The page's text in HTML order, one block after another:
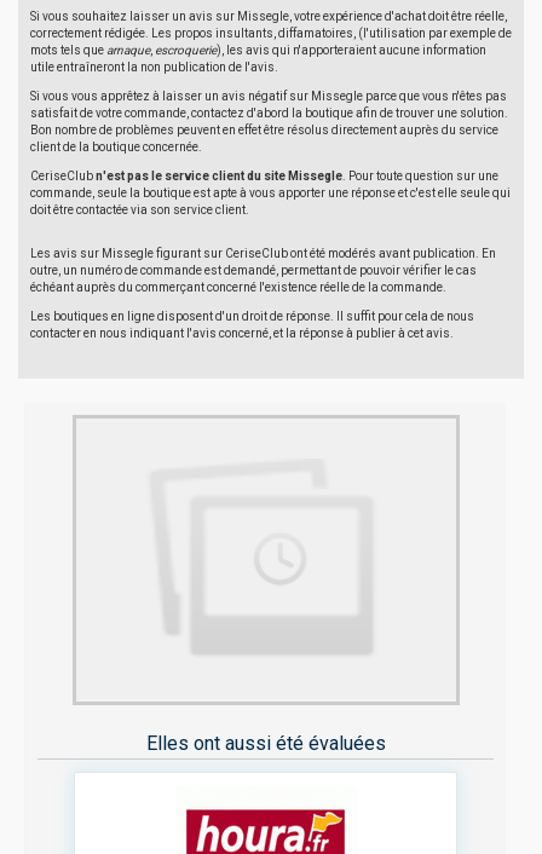
Si vous souhaitez laisser un avis sur Missegle, votre expérience d'achat doit être réelle,
correctement rédigée. Les propos insultants, diffamatoires, (l'utilisation par exemple de
mots tels que arnaque, escroquerie), les avis qui n'apporteraient aucune information
utile entraîneront la non publication de l'avis.
Si vous vous apprêtez à laisser un avis négatif sur Missegle parce que vous n'êtes pas
satisfait de votre commande, contactez d'abord la boutique afin de trouver une solution.
Bon nombre de problèmes peuvent en effet être résolus directement auprès du service
client de la boutique concernée.
CeriseClubn'est pas le service client du site Missegle . Pour toute question sur une
commande, seule la boutique est apte à vous apporter une réponse et c'est elle seule qui
doit être contactée via son service client.
Les avis sur Missegle figurant sur CeriseClub ont été modérés avant publication. En
outre, un numéro de commande est demandé, permettant de pouvoir vérifier le cas
échéant auprès du commerçant concerné l'existence réelle de la commande.
Les boutiques en ligne disposent d'un droit de réponse. Il suffit pour cela de nous
contacter en nous indiquant l'avis concerné, et la réponse à publier à cet avis.
Elles ont aussi été évaluées